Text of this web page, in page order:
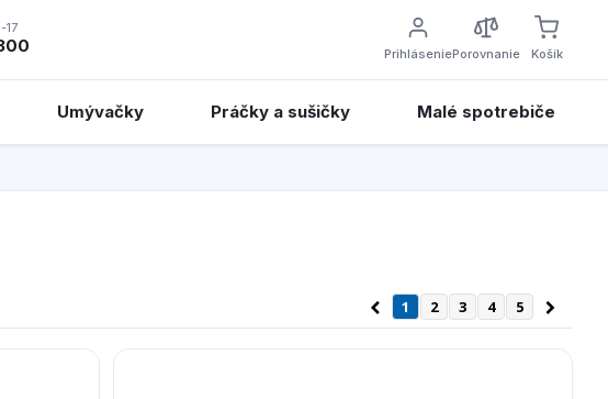
17
PrihláseniePorovnanie Košík
Umývačky Práčky a sušičky Malé spotrebiče
1 2 3 4 5